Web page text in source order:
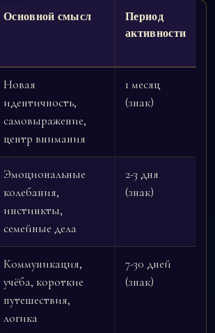
Основной смысл
Период
активности
Новая
идентичность,
самовыражение,
центр внимания
1 месяц
(знак)
Эмоциональные
колебания,
инстинкты,
семейные дела
2-3 дня
(знак)
Коммуникация,
учёба, короткие
путешествия,
логика
7-30 дней
(знак)